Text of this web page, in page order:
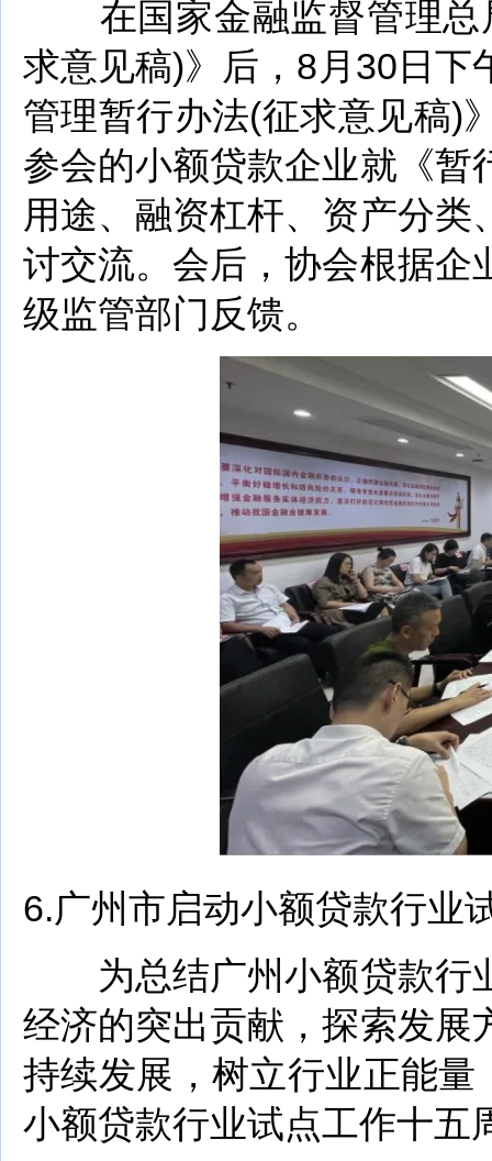
在国家金融监督管理总
求意见稿)》后，8月30日下
管理暂行办法(征求意见稿)
参会的小额贷款企业就《暂
用途、融资杠杆、资产分
讨交流。会后，协会根据企
级监管部门反馈。
6.广州市启动小额贷款行业
为总结广州小额贷款行业
经济的突出贡献，探索发展
持续发展，树立行业正能
小额贷款行业试点工作十五